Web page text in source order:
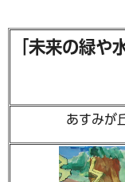
「未来の緑や
あすみ